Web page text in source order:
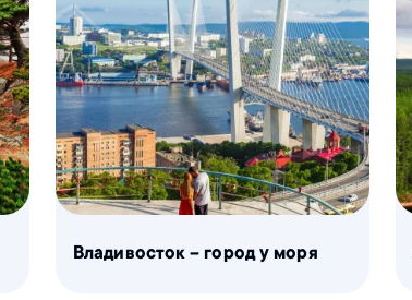
Владивосток – город у моря